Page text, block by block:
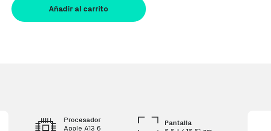
Añadir al carrito
Procesador
Apple A13 6
Pantalla